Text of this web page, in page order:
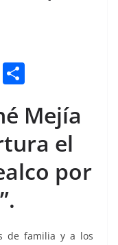
T
ar
e
Mejía
el
por
de familia y a los